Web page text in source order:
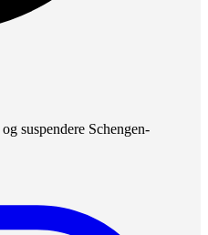
suspendere Schengen-